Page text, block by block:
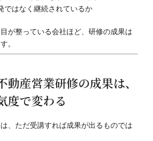
ではなく継続されているか
が整っている会社ほど、研修の成果は
。
動産営業研修の成果は、
度で変わる
、ただ受講すれば成果が出るものでは